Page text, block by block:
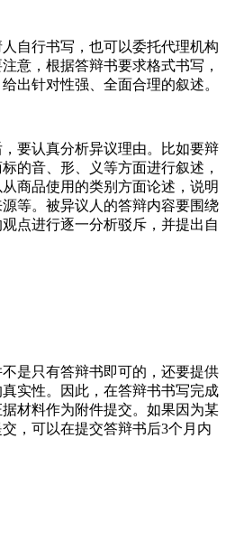
自行书写，也可以委托代理机构
意，根据答辩书要求格式书写，
出针对性强、全面合理的叙述。
要认真分析异议理由。比如要辩
的音、形、义等方面进行叙述，
商品使用的类别方面论述，说明
等。被异议人的答辩内容要围绕
点进行逐一分析驳斥，并提出自
是只有答辩书即可的，还要提供
实性。因此，在答辩书书写完成
材料作为附件提交。如果因为某
，可以在提交答辩书后3个月内